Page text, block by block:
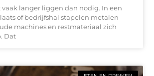
langer liggen dan nodig. In een
of bedrijfshal stapelen metalen
machines en restmateriaal zich
Dat